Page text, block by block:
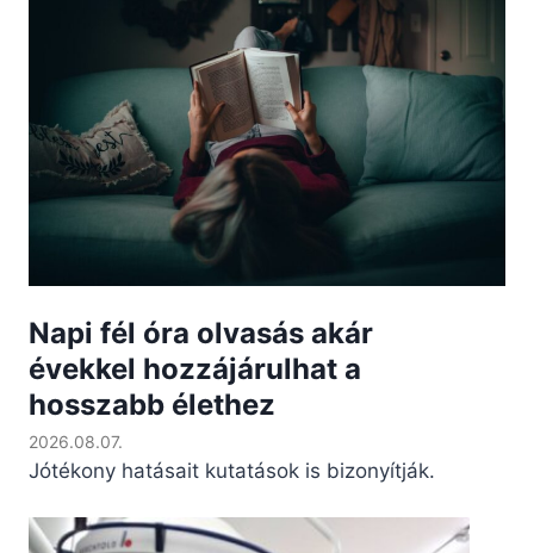
Napi fél óra olvasás akár
évekkel hozzájárulhat a
hosszabb élethez
2026.08.07.
Jótékony hatásait kutatások is bizonyítják.